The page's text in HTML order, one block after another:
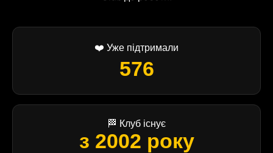
❤️ Уже підтримали
576
🏁 Клуб існує
з 2002 року